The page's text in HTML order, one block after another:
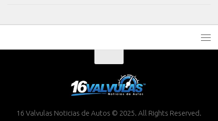
16 Valvulas Noticias de Autos © 2025. All Rights Reserved.